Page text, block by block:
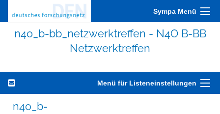
Sympa Menü
n4o_b-bb_netzwerktreffen - N4O B-BB
Netzwerktreffen
Menü für Listeneinstellungen
n4o_b-